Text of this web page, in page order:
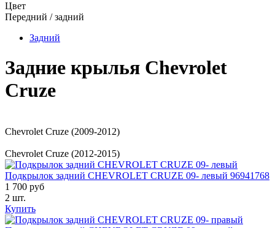
Цвет
Передний / задний
Задний
Задние крылья Chevrolet
Cruze
Chevrolet Cruze (2009-2012)
Chevrolet Cruze (2012-2015)
Подкрылок задний CHEVROLET CRUZE 09- левый 96941768
1 700 руб
2 шт.
Купить